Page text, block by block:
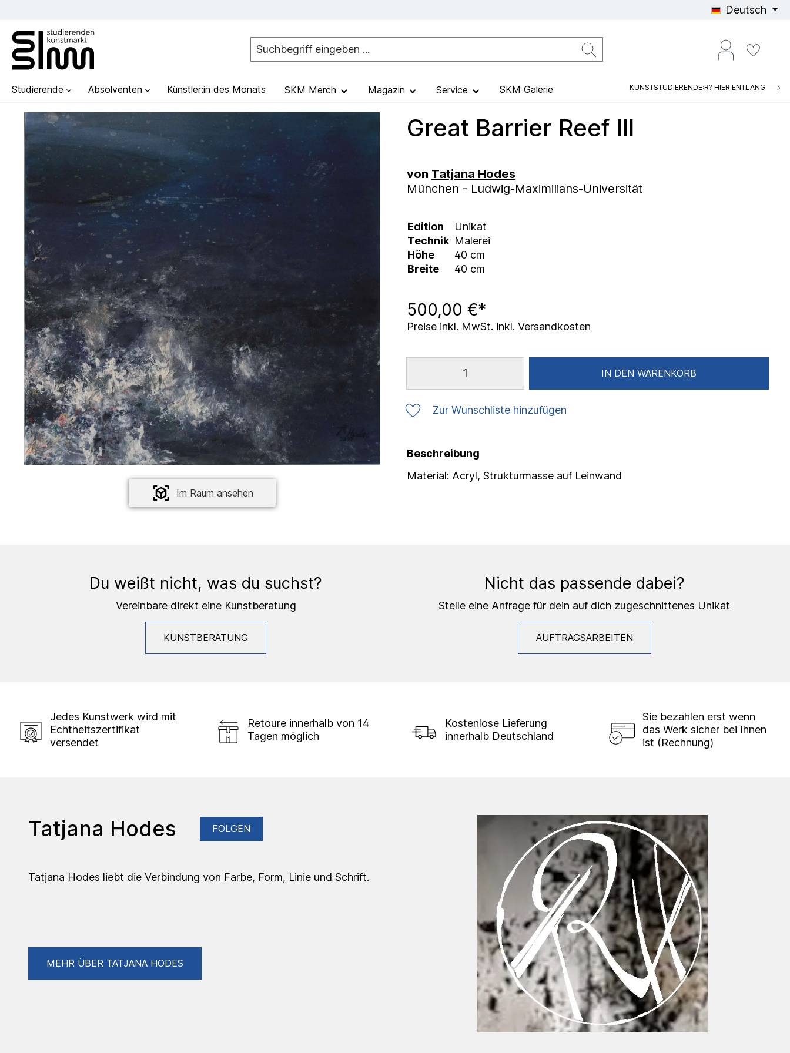
Deutsch
Studierende Absolventen Künstler:in des Monats SKM Merch Magazin Service SKM Galerie KUNSTSTUDIERENDE:R? HIER ENTLANG
Im Raum ansehen
Great Barrier Reef III
von Tatjana Hodes
München - Ludwig-Maximilians-Universität
Edition
Unikat
Technik Malerei
Höhe
40 cm
Breite
40 cm
500,00 €*
Preise inkl. MwSt. inkl. Versandkosten
IN DEN WARENKORB
Zur Wunschliste hinzufügen
Beschreibung
Material: Acryl, Strukturmasse auf Leinwand
Du weißt nicht, was du suchst?
Vereinbare direkt eine Kunstberatung
KUNSTBERATUNG
Nicht das passende dabei?
Stelle eine Anfrage für dein auf dich zugeschnittenes Unikat
AUFTRAGSARBEITEN
Jedes Kunstwerk wird mit
Echtheitszertifikat
versendet
Retoure innerhalb von 14
Tagen möglich
Kostenlose Lieferung
innerhalb Deutschland
Sie bezahlen erst wenn
das Werk sicher bei Ihnen
ist (Rechnung)
Tatjana Hodes FOLGEN
Tatjana Hodes liebt die Verbindung von Farbe, Form, Linie und Schrift.
MEHR ÜBER TATJANA HODES